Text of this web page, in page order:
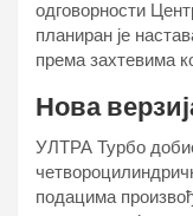
одговорности
планиран је
према захтевима
Нова
УЛТРА Турбо
подацима